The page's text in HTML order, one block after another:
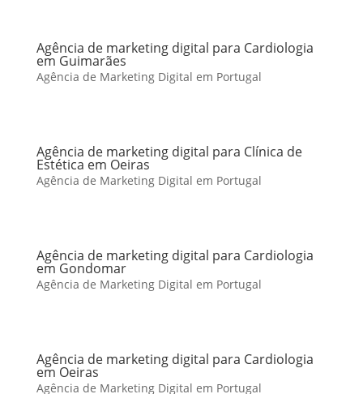
Agência de marketing digital para Cardiologia
em Guimarães
Agência de Marketing Digital em Portugal
Agência de marketing digital para Clínica de
Estética em Oeiras
Agência de Marketing Digital em Portugal
Agência de marketing digital para Cardiologia
em Gondomar
Agência de Marketing Digital em Portugal
Agência de marketing digital para Cardiologia
em Oeiras
Agência de Marketing Digital em Portugal